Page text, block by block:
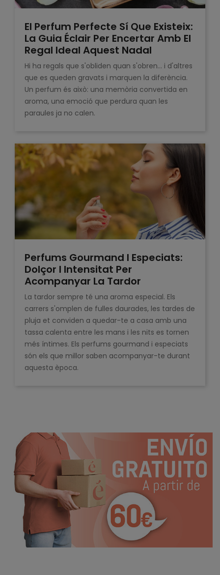
El Perfum Perfecte Sí Que Existeix:
La Guia Éclair Per Encertar Amb El
Regal Ideal Aquest Nadal
Hi ha regals que s'obliden quan s'obren… i d'altres
que es queden gravats i marquen la diferència.
Un perfum és això: una memòria convertida en
aroma, una emoció que perdura quan les
paraules ja no calen.
Perfums Gourmand I Especiats:
Dolçor I Intensitat Per
Acompanyar La Tardor
La tardor sempre té una aroma especial. Els
carrers s'omplen de fulles daurades, les tardes de
pluja et conviden a quedar-te a casa amb una
tassa calenta entre les mans i les nits es tornen
més íntimes. Els perfums gourmand i especiats
són els que millor saben acompanyar-te durant
aquesta època.